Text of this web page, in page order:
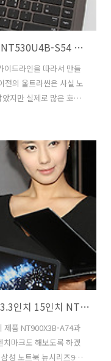
울트라북이란? 삼성 시리즈5 울트라 NT530U4B-S54 필요한 유저와 가이드
이드라인을 따라서 만들
전의 울트라씬은 사실 노
지만 실제로 많은 호응
CPU (ULV - Ultra Low
속 주목을 받을 제품 입
다. 제조사들은 이것을
로 울트라북이 가지는
재시작 성능, 보다 긴 배
능하면 좀 쉽게 적도..
삼성 노트북 뉴시리즈9 2세대 후기 13.3인치 15인치 NT900X3B-A74 비교 리뷰
제품 NT900X3B-A74과
마크도 해보도록 하겠
성 노트북 뉴시리즈9 2